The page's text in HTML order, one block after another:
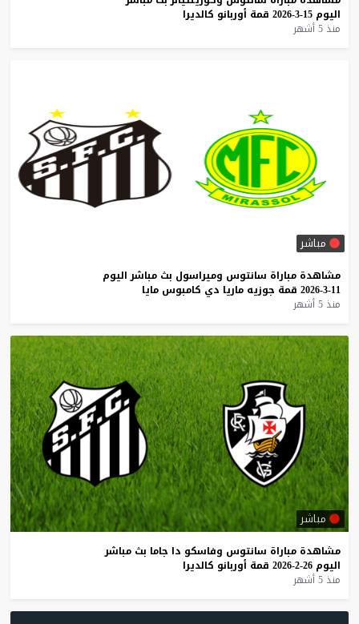
اليوم 15-3-2026 قمة أوربانو كالديرا
منذ 5 أشهر
مباشر
مشاهدة مباراة سانتوس وميراسول بث مباشر اليوم
11-3-2026
قمة جوزيه ماريا دي كامبوس مايا
منذ 5 أشهر
مباشر
مشاهدة مباراة سانتوس وفاسكو دا جاما بث مباشر
اليوم 26-2-2026 قمة أوربانو كالديرا
منذ 5 أشهر